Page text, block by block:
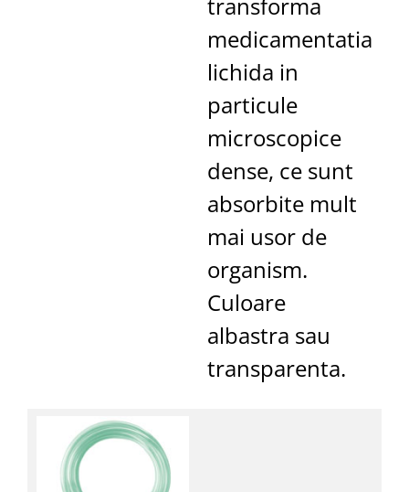
transforma
medicamentatia
lichida in
particule
microscopice
dense, ce sunt
absorbite mult
mai usor de
organism.
Culoare
albastra sau
transparenta.